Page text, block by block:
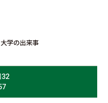
学の出来事